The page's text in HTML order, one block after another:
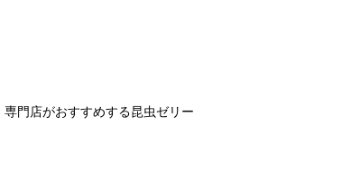
門店がおすすめする昆虫ゼリー